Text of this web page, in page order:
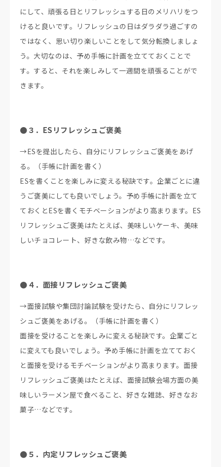
にして、頑張る日とリフレッシュする日のメリハリをつ
けると良いです。リフレッシュの日はダラダラ過ごすの
ではなく、思い切り楽しいことをして気分転換しましょ
う。大切なのは、予め手帳に計画を立てておくことで
す。すると、それを楽しみして一週間を頑張ることがで
きます。
●３．ESリフレッシュご褒美
→ESを提出したら、自分にリフレッシュご褒美をあげ
る。（手帳に計画を書く）
ESを書くことを楽しみに変える秘訣です。企業ごとに違
うご褒美にしても良いでしょう。予め手帳に計画を立て
ておくとESを書くモチベーションがより高まります。ES
リフレッシュご褒美はたとえば、美味しいケーキ、美味
しいチョコレート、好きな飲み物…などです。
●４．面接リフレッシュご褒美
→面接試験や集団討論試験を受けたら、自分にリフレッ
シュご褒美をあげる。（手帳に計画を書く）
面接を受けることを楽しみに変える秘訣です。企業ごと
に変えても良いでしょう。予め手帳に計画を立てておく
と面接を受けるモチベーションがより高まります。面接
リフレッシュご褒美はたとえば、面接試験会場方面の美
味しいラーメン屋で食べること、好きな雑誌、好きなお
菓子…などです。
●５．内定リフレッシュご褒美